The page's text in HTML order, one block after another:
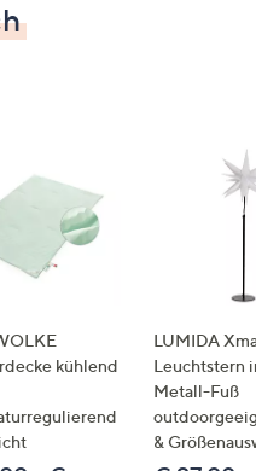
kühlend
LUMIDA
Leuchtstern
Metall-Fuß
&